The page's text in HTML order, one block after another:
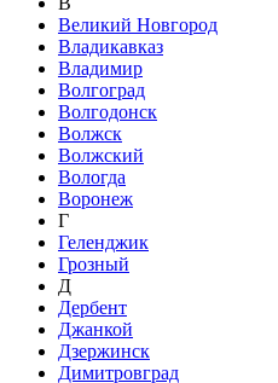
Великий Новгород
Владикавказ
Владимир
Волгоград
Волгодонск
Волжск
Волжский
Вологда
Воронеж
Г
Геленджик
Грозный
Д
Дербент
Джанкой
Дзержинск
Димитровград